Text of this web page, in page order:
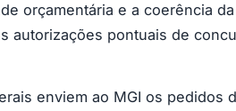
orçamentária e a coerência
pontuais de
enviem ao MGI os pedidos